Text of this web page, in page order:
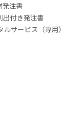
発注書
付き発注書
サービス（専用）